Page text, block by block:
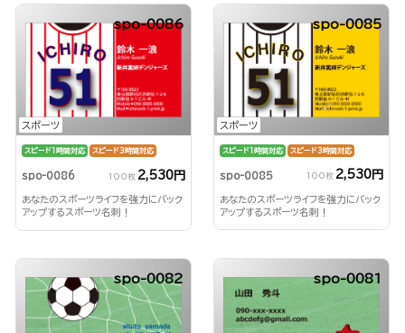
スポーツ
spo-0086
スピード1時間対応 スピード3時間対応
spo-0086 100枚 2,530円
あなたのスポーツライフを強力にバック
アップするスポーツ名刺！
スポーツ
spo-0085
スピード1時間対応 スピード3時間対応
spo-0085 100枚 2,530円
あなたのスポーツライフを強力にバック
アップするスポーツ名刺！
spo-0082 spo-0081